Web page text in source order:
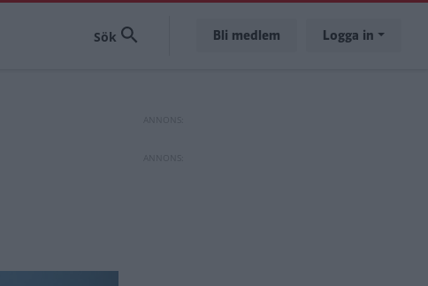
Bli medlem Logga in